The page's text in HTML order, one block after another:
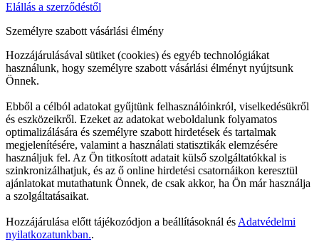
Elállás a szerződéstől
Személyre szabott vásárlási élmény
Hozzájárulásával sütiket (cookies) és egyéb technológiákat
használunk, hogy személyre szabott vásárlási élményt nyújtsunk
Önnek.
Ebből a célból adatokat gyűjtünk felhasználóinkról, viselkedésükről
és eszközeikről. Ezeket az adatokat weboldalunk folyamatos
optimalizálására és személyre szabott hirdetések és tartalmak
megjelenítésére, valamint a használati statisztikák elemzésére
használjuk fel. Az Ön titkosított adatait külső szolgáltatókkal is
szinkronizálhatjuk, és az ő online hirdetési csatornáikon keresztül
ajánlatokat mutathatunk Önnek, de csak akkor, ha Ön már használja
a szolgáltatásaikat.
Hozzájárulása előtt tájékozódjon a beállításoknál és Adatvédelmi
nyilatkozatunkban..